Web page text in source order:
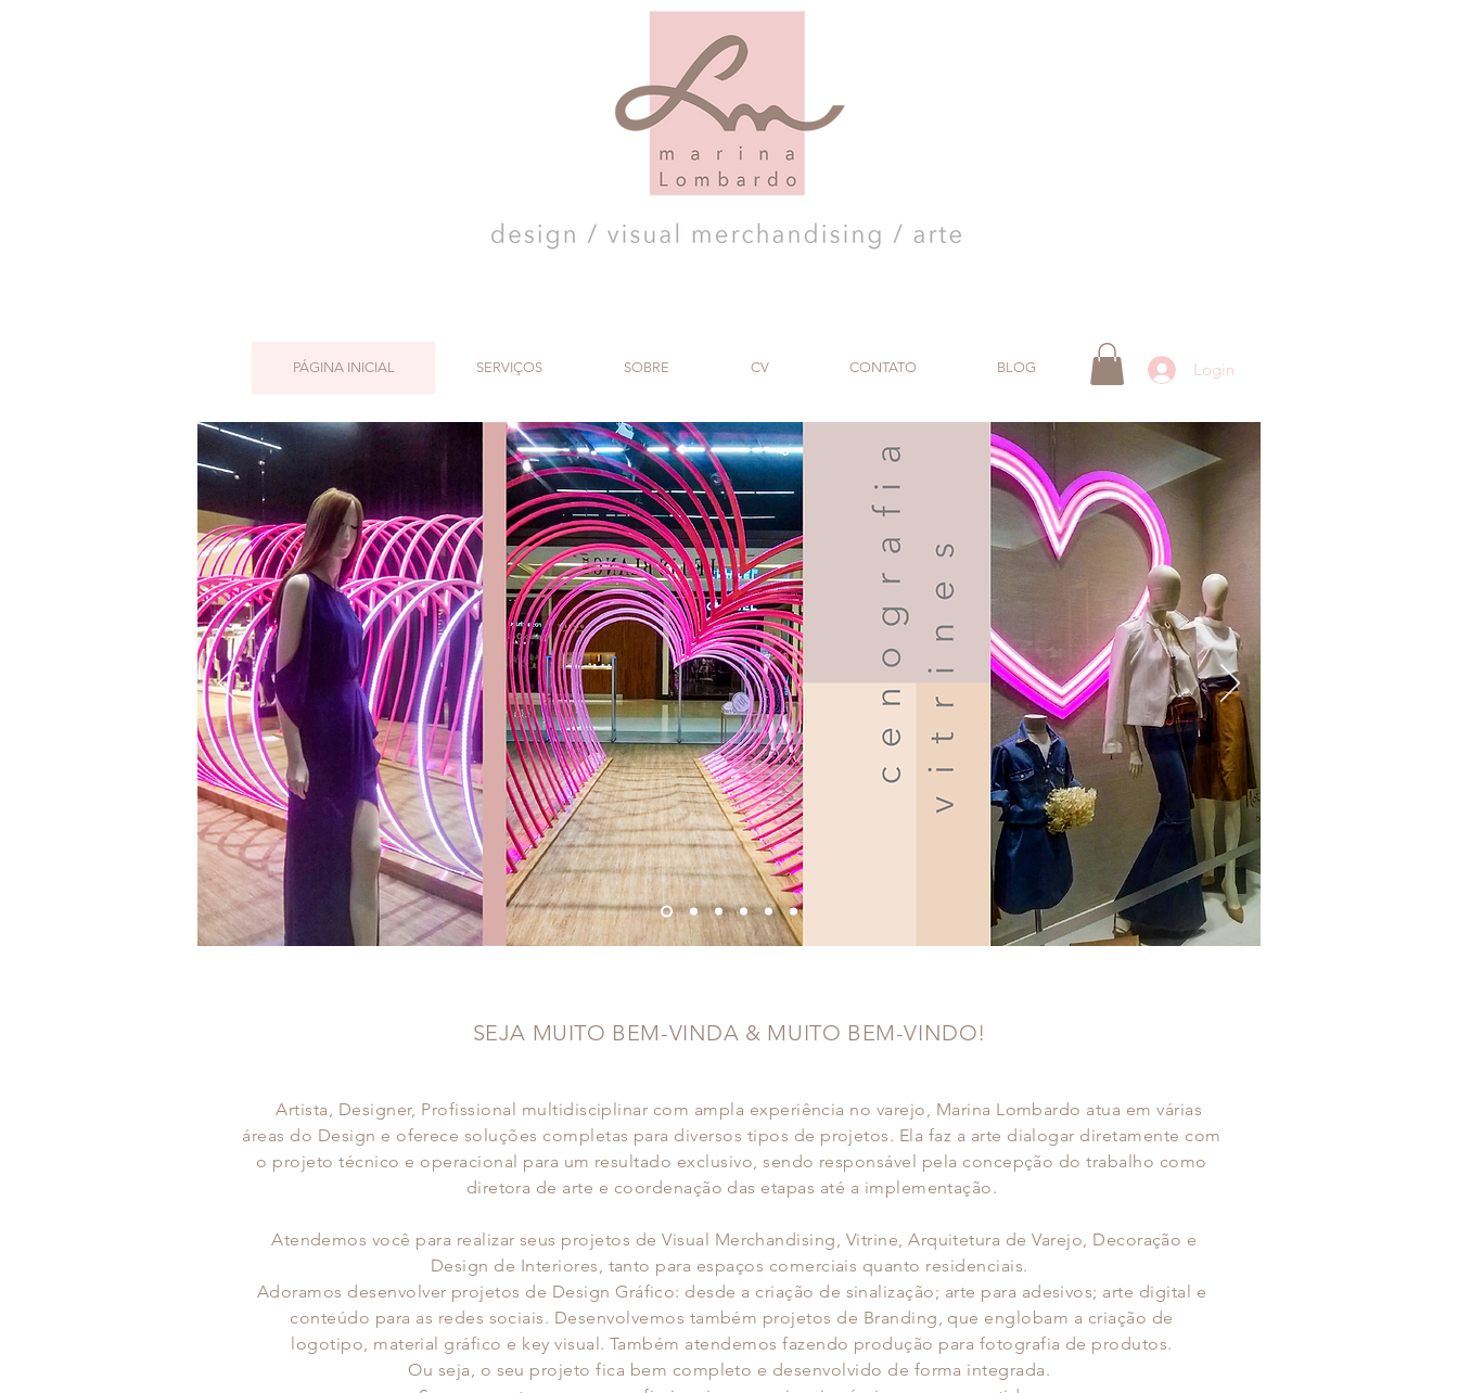
PÁGINA INICIAL SERVIÇOS SOBRE CV CONTATO BLOG Login
SEJA MUITO BEM-VINDA & MUITO BEM-VINDO!
Artista, Designer, Profissional multidisciplinar com ampla experiência no varejo, Marina Lombardo atua em várias
áreas do Design e oferece soluções completas para diversos tipos de projetos. Ela faz a arte dialogar diretamente com
o projetotécnico e operacional para um resultado exclusivo, sendo responsável pela concepção do trabalho como
diretora de arte e coordenação das etapas até a implementação.
Atendemos você para realizar seus projetos de Visual Merchandising, Vitrine, Arquitetura de Varejo, Decoração e
Design de Interiores, tanto para espaços comerciais quanto residenciais.
Adoramos desenvolver projetos de Design Gráfico: desde a criação de sinalização; arte para adesivos; arte digital e
conteúdo para as redes sociais. Desenvolvemos também projetos de Branding, que englobam a criação de
logotipo, material gráfico e key visual. Também atendemos fazendo produção para fotografia de produtos.
Ou seja, o seu projeto fica bem completo e desenvolvido de forma integrada.